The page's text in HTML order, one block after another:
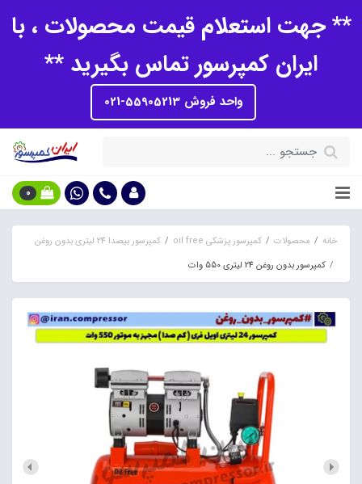
** جهت استعلام قیمت محصولات ، با
ایران کمپرسور تماس بگیرید **
واحد فروش 55905213-021
0
خانه محصولات کمپرسور پزشکی oil free
کمپرسور بیصدا 24 لیتری بدون روغن
کمپرسور بدون روغن 24 لیتری 550 وات